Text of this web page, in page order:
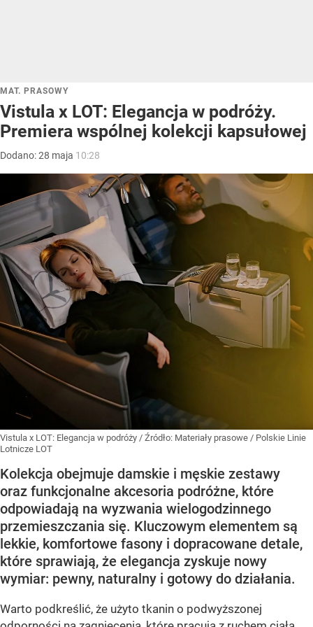
MAT. PRASOWY
Vistula x LOT: Elegancja w podróży.
Premiera wspólnej kolekcji kapsułowej
Dodano:28 maja 10:28
Vistula x LOT: Elegancja w podróży / Źródło: Materiały prasowe / Polskie Linie
Lotnicze LOT
Kolekcja obejmuje damskie i męskie zestawy
oraz funkcjonalne akcesoria podróżne, które
odpowiadają na wyzwania wielogodzinnego
przemieszczania się. Kluczowym elementem są
lekkie, komfortowe fasony i dopracowane detale,
które sprawiają, że elegancja zyskuje nowy
wymiar: pewny, naturalny i gotowy do działania.
Warto podkreślić, że użyto tkanin o podwyższonej